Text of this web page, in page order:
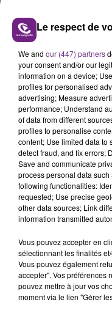
nucléaire
justifiée par la
présente.
LE MAGASIN
SES PORTES
C'était l'une des
rémois. Le
fermer ses portes.
TITRES
18h36
18h36
Le respect de
We and our (447) partners
your consent and/or our
information on a device;
profiles for personalised
advertising; Measure
performance; Understand
of data from different
profiles to personalise
content; Use limited data to
detect fraud, and fix errors;
Save and communicate
process personal data
following functionalities:
requested; Use precise
other data sources; Link
information transmitted
Vous pouvez accepter en
sélectionnant les finalités
Vous pouvez également
accepter". Vos préférences
pouvez mettre à jour vos
moment via le lien "Gérer